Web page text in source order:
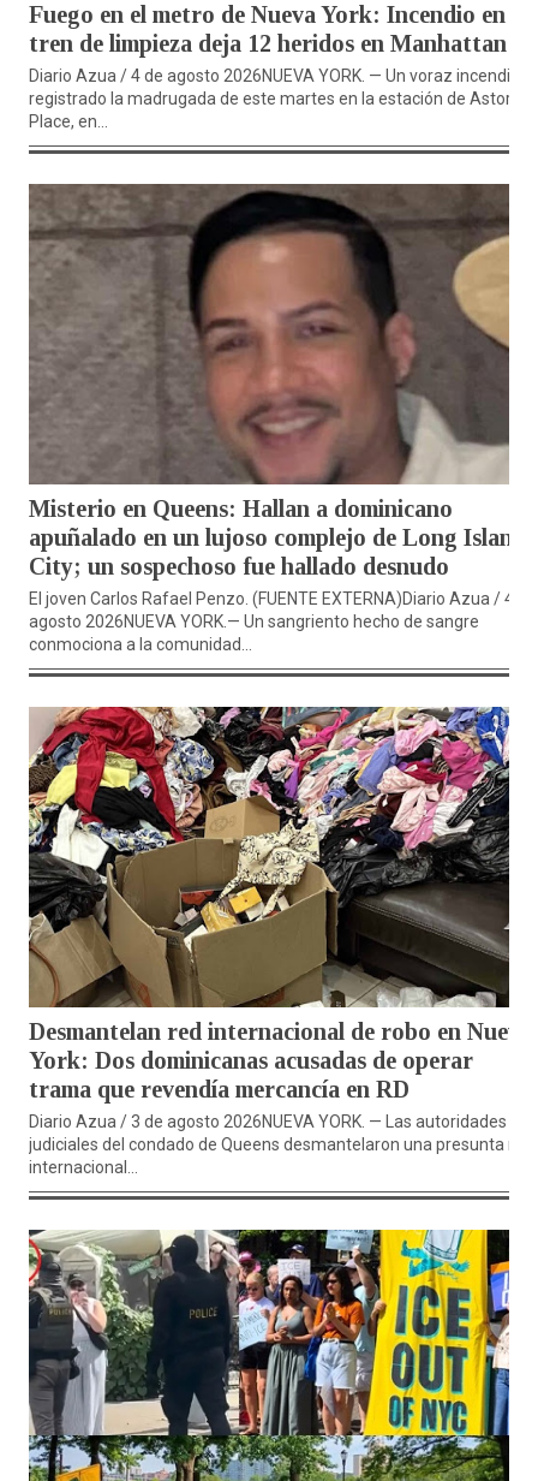
Fuego en el metro de Nueva York: Incendio en
tren de limpieza deja 12 heridos en Manhattan
Diario Azua / 4 de agosto 2026NUEVA YORK. — Un voraz incendio
registrado la madrugada de este martes en la estación de Astor
Place, en...
Misterio en Queens: Hallan a dominicano
apuñalado en un lujoso complejo de Long Island
City; un sospechoso fue hallado desnudo
El joven Carlos Rafael Penzo. (FUENTE EXTERNA)Diario Azua / 4 de
agosto 2026NUEVA YORK.— Un sangriento hecho de sangre
conmociona a la comunidad...
Desmantelan red internacional de robo en Nueva
York: Dos dominicanas acusadas de operar
trama que revendía mercancía en RD
Diario Azua / 3 de agosto 2026NUEVA YORK. — Las autoridades
judiciales del condado de Queens desmantelaron una presunta red
internacional...